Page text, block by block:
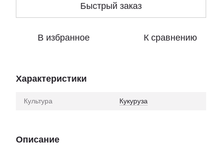
Быстрый заказ
В избранное К сравнению
Характеристики
Культура Кукуруза
Описание